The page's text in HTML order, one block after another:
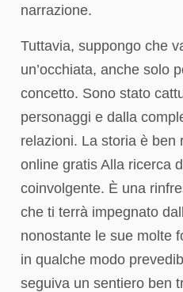
narrazione.
Tuttavia, suppongo che
un’occhiata, anche solo
concetto. Sono stato
personaggi e dalla
relazioni. La storia è ben
online gratis Alla ricerca
coinvolgente. È una
che ti terrà impegnato
nonostante le sue molte
in qualche modo
seguiva un sentiero ben